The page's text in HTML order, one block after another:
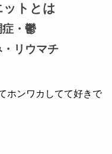
ットとは
・鬱
リウマチ
ホンワカしてて好きで